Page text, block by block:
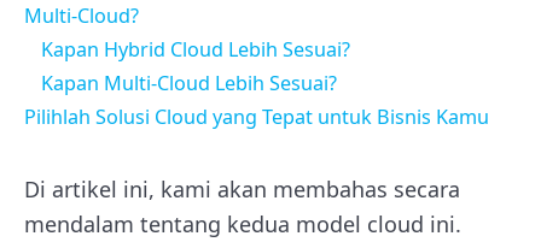
Multi-Cloud?
Kapan Hybrid Cloud Lebih Sesuai?
Kapan Multi-Cloud Lebih Sesuai?
Pilihlah Solusi Cloud yang Tepat untuk Bisnis Kamu
Di artikel ini, kami akan membahas secara
mendalam tentang kedua model cloud ini.